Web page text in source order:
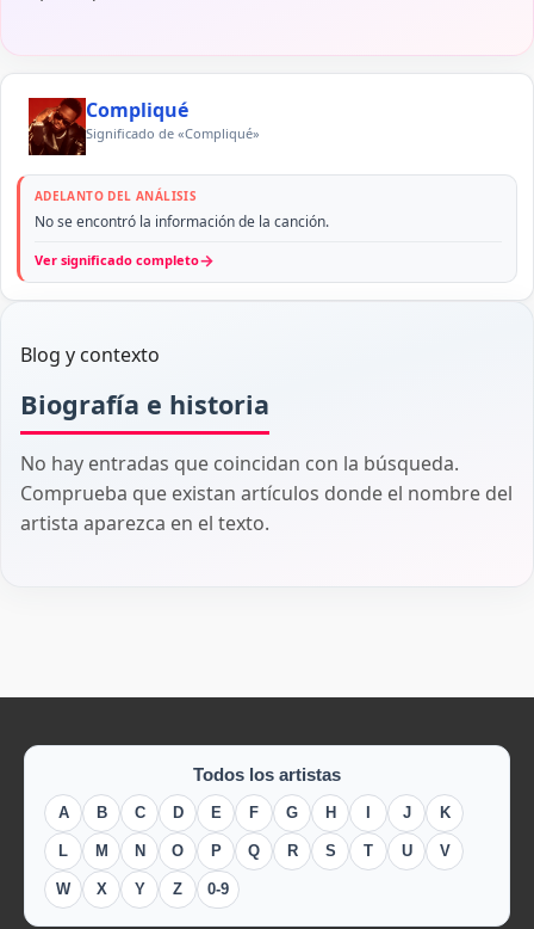
Compliqué
Significado de «Compliqué»
ADELANTO DEL ANÁLISIS
No se encontró la información de la canción.
Ver significado completo→
Blog y contexto
Biografía e historia
No hay entradas que coincidan con la búsqueda.
Comprueba que existan artículos donde el nombre del
artista aparezca en el texto.
Todos los artistas
A B C D E F G H J K
L M N O P Q R S T U V
W X Y Z 0-9